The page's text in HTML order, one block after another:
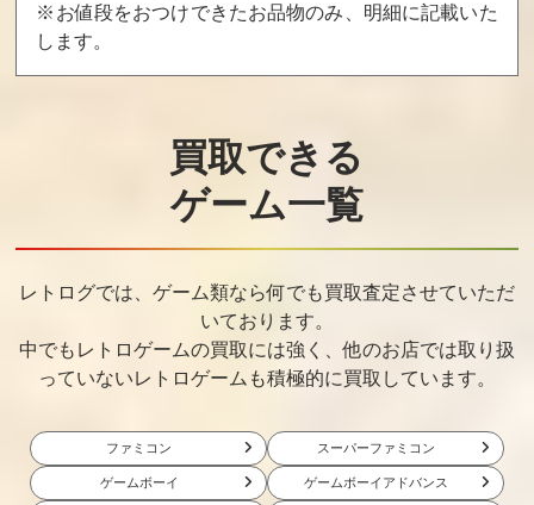
スロッターマニ
ア5 BLACK LAG
900
俺たちに翼はな
買取価格
900
ダンジョントラ
図書館とマモノ
の封印
買取価格
881
英雄伝説 空の軌
限定版
買取価格
880
マクロスΔスクラ
ンブル ルンピカ
♪サウンドエディ
～ワールド・ラ
リー・チャンピ
オンシップ～
クリミナルガー
ルズ2 限定版
※お値段をおつけできたお品物のみ、明細に記載いた
します。
買取できる
ゲーム一覧
レトログでは、ゲーム類なら何でも買取査定させていただ
いております。
中でもレトロゲームの買取には強く、他のお店では取り扱
っていないレトロゲームも積極的に買取しています。
ファミコン スーパーファミコン
ゲームボーイ ゲームボーイアドバンス